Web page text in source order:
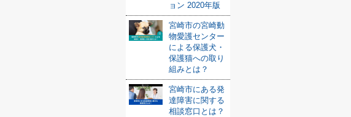
ョン 2020年版
宮崎市の宮崎動
物愛護センター
による保護犬・
保護猫への取り
組みとは？
宮崎市にある発
達障害に関する
相談窓口とは？